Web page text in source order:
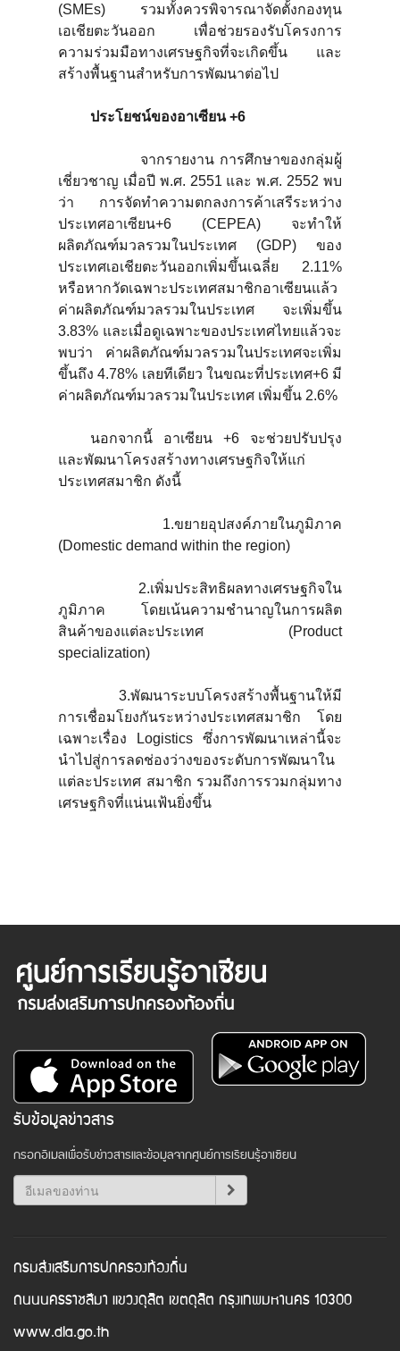
(SMEs) รวมทั้งควรพิจารณาจัดตั้งกองทุน
เอเชียตะวันออก เพื่อช่วยรองรับโครงการ
ความร่วมมือทางเศรษฐกิจที่จะเกิดขึ้น และ
สร้างพื้นฐานสำหรับการพัฒนาต่อไป
ประโยชน์ของอาเซียน +6
จากรายงาน การศึกษาของกลุ่มผู้
เชี่ยวชาญ เมื่อปี พ.ศ. 2551 และ พ.ศ. 2552 พบ
ว่า การจัดทำความตกลงการค้าเสรีระหว่าง
ประเทศอาเซียน+6 (CEPEA) จะทำให้
ผลิตภัณฑ์มวลรวมในประเทศ (GDP) ของ
ประเทศเอเชียตะวันออกเพิ่มขึ้นเฉลี่ย 2.11%
หรือหากวัดเฉพาะประเทศสมาชิกอาเซียนแล้ว
ค่าผลิตภัณฑ์มวลรวมในประเทศ จะเพิ่มขึ้น
3.83% และเมื่อดูเฉพาะของประเทศไทยแล้วจะ
พบว่า ค่าผลิตภัณฑ์มวลรวมในประเทศจะเพิ่ม
ขึ้นถึง 4.78% เลยทีเดียว ในขณะที่ประเทศ+6 มี
ค่าผลิตภัณฑ์มวลรวมในประเทศ เพิ่มขึ้น 2.6%
นอกจากนี้ อาเซียน +6 จะช่วยปรับปรุง
และพัฒนาโครงสร้างทางเศรษฐกิจให้แก่
ประเทศสมาชิก ดังนี้
1.ขยายอุปสงค์ภายในภูมิภาค
(Domestic demand within the region)
2.เพิ่มประสิทธิผลทางเศรษฐกิจใน
ภูมิภาค โดยเน้นความชำนาญในการผลิต
สินค้าของแต่ละประเทศ (Product
specialization)
3.พัฒนาระบบโครงสร้างพื้นฐานให้มี
การเชื่อมโยงกันระหว่างประเทศสมาชิก โดย
เฉพาะเรื่อง Logistics ซึ่งการพัฒนาเหล่านี้จะ
นำไปสู่การลดช่องว่างของระดับการพัฒนาใน
แต่ละประเทศ สมาชิก รวมถึงการรวมกลุ่มทาง
เศรษฐกิจที่แน่นเฟ้นยิ่งขึ้น
รับข้อมูลข่าวสาร
กรอกอีเมลเพื่อรับข่าวสารและข้อมูลจากศูนย์การเรียนรู้อาเซียน
กรมส่งเสริมการปกครองท้องถิ่น
ถนนนครราชสีมา แขวงดุสิต เขตดุสิต กรุงเทพมหานคร 10300
www.dla.go.th